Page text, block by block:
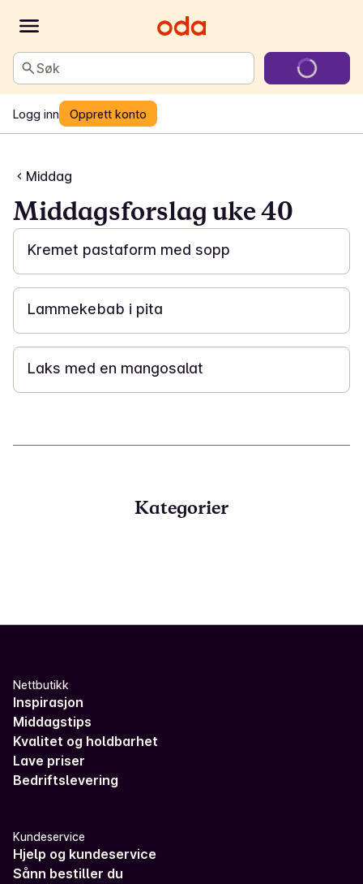
Søk
Logg inn Opprett konto
Middag
Middagsforslag uke 40
30 min
Kremet pastaform med sopp
30 min
Lammekebab i pita
10 min
Laks med en mangosalat
Kategorier
Nettbutikk
Inspirasjon
Middagstips
Kvalitet og holdbarhet
Lave priser
Bedriftslevering
Kundeservice
Hjelp og kundeservice
Sånn bestiller du